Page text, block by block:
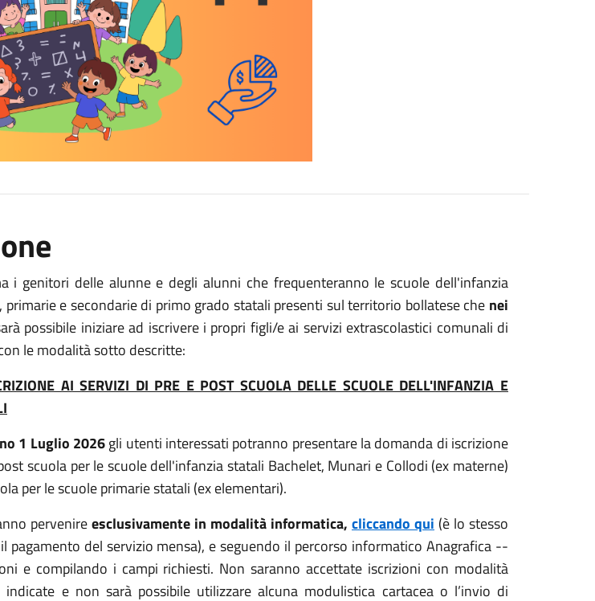
i genitori delle alunne e degli alunni che frequenteranno le scuole dell'infanzia
e secondarie di primo grado statali presenti sul territorio bollatese che nei
possibile iniziare ad iscrivere i propri figli/e ai servizi extrascolastici comunali di
le modalità sotto descritte:
AI SERVIZI DI PRE E POST SCUOLA DELLE SCUOLE DELL'INFANZIA E
1 Luglio 2026gli utenti interessati potranno presentare la domanda di iscrizione
scuola per le scuole dell'infanzia statali Bachelet, Munari e Collodi (ex materne)
per le scuole primarie statali (ex elementari).
pervenireesclusivamente in modalità informatica, cliccando qui (è lo stesso
pagamento del servizio mensa), e seguendo il percorso informatico Anagrafica --
e compilando i campi richiesti. Non saranno accettate iscrizioni con modalità
e non sarà possibile utilizzare alcuna modulistica cartacea o l’invio di